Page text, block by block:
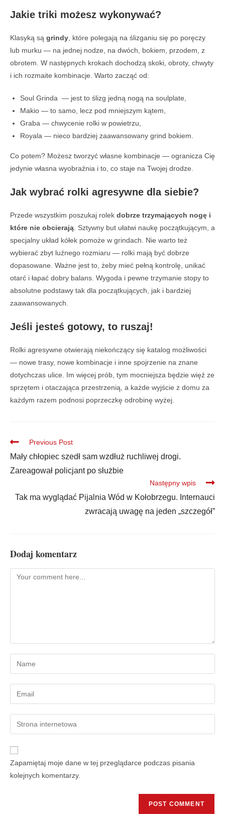
Jakie triki możesz wykonywać?
Klasyką są grindy , które polegają na ślizganiu się po poręczy
lub murku — na jednej nodze, na dwóch, bokiem, przodem, z
obrotem. W następnych krokach dochodzą skoki, obroty, chwyty
i ich rozmaite kombinacje. Warto zacząć od:
Soul Grinda — jest to ślizg jedną nogą na soulplate,
Makio — to samo, lecz pod mniejszym kątem,
Graba — chwycenie rolki w powietrzu,
Royala — nieco bardziej zaawansowany grind bokiem.
Co potem? Możesz tworzyć własne kombinacje — ogranicza Cię
jedynie własna wyobraźnia i to, co staje na Twojej drodze.
Jak wybrać rolki agresywne dla siebie?
Przede wszystkim poszukaj rolek dobrze trzymających nogę i
które nie obcierają . Sztywny but ułatwi naukę początkującym, a
specjalny układ kółek pomoże w grindach. Nie warto też
wybierać zbyt luźnego rozmiaru — rolki mają być dobrze
dopasowane. Ważne jest to, żeby mieć pełną kontrolę, unikać
otarć i łapać dobry balans. Wygoda i pewne trzymanie stopy to
absolutne podstawy tak dla początkujących, jak i bardziej
zaawansowanych.
Jeśli jesteś gotowy, to ruszaj!
Rolki agresywne otwierają niekończący się katalog możliwości
— nowe trasy, nowe kombinacje i inne spojrzenie na znane
dotychczas ulice. Im więcej prób, tym mocniejsza będzie więź ze
sprzętem i otaczająca przestrzenią, a każde wyjście z domu za
każdym razem podnosi poprzeczkę odrobinę wyżej.
Previous Post
Mały chłopiec szedł sam wzdłuż ruchliwej drogi.
Zareagował policjant po służbie
Następny wpis
Tak ma wyglądać Pijalnia Wód w Kołobrzegu. Internauci
zwracają uwagę na jeden „szczegół”
Dodaj komentarz
Zapamiętaj moje dane w tej przeglądarce podczas pisania
kolejnych komentarzy.